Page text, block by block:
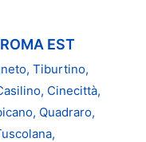
EST
Tiburtino,
Cinecittà,
Quadraro,